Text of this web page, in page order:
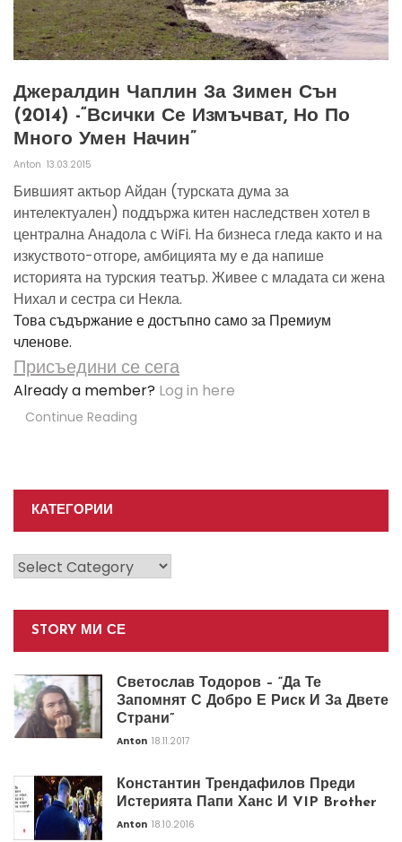
Джералдин Чаплин За Зимен Сън
(2014) -“всички Се Измъчват, Но По
Много Умен Начин”
Anton 13.03.2015
Бившият актьор Айдан (турската дума за
интелектуален) поддържа китен наследствен хотел в
централна Анадола с WiFi. На бизнеса гледа както и на
изкуството-отгоре, амбицията му е да напише
историята на турския театър. Живее с младата си жена
Нихал и сестра си Некла.
Това съдържание е достъпно само за Премиум
членове.
Присъедини се сега
Already a member? Log in here
Continue Reading
КАТЕГОРИИ
Категории
STORY МИ СЕ
Светослав Тодоров – “Да Те
Запомнят С Добро Е Риск И За Двете
Страни”
Anton 18.11.2017
Константин Трендафилов Преди
Истерията Папи Ханс И VIP Brother
Anton 18.10.2016